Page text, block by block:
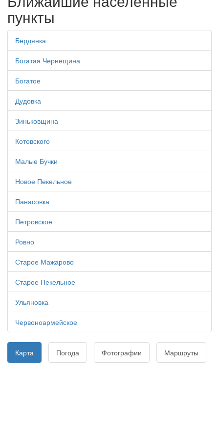
пункты
Бердянка
Богатая Чернещина
Богатое
Дудовка
Зиньковщина
Котовского
Малые Бучки
Новое Пекельное
Панасовка
Петровское
Ровно
Старое Мажарово
Старое Пекельное
Ульяновка
Червоноармейское
Карта Погода Фотографии Маршруты